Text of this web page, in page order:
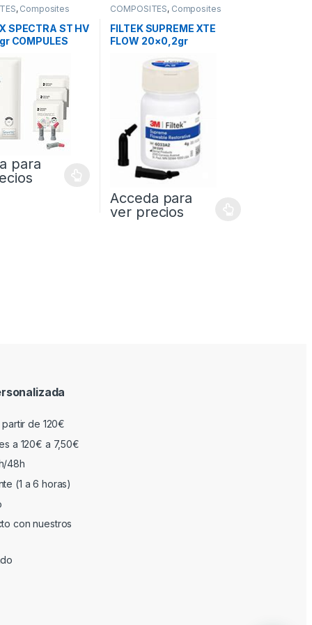
, Composites
SPECTRA ST HV
COMPULES
para
COMPOSITES, Composites
FILTEK SUPREME XTE
FLOW 20×0,2gr
Acceda para
ver precios
de 120€
a 120€ a 7,50€
48h
(1 a 6 horas)
con nuestros